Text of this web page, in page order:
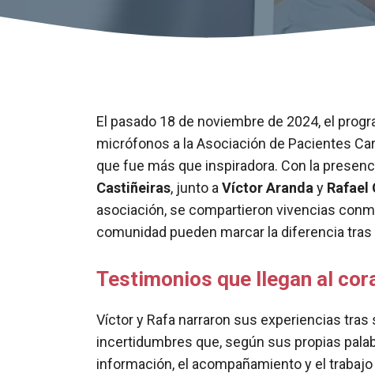
El pasado 18 de noviembre de 2024, el
micrófonos a la Asociación de Pacientes
que fue más que inspiradora. Con la
Castiñeiras, junto a Víctor Aranda y Rafael
asociación, se compartieron vivencias
comunidad pueden marcar la diferencia
Testimonios que llegan al
Víctor y Rafa narraron sus experiencias
incertidumbres que, según sus propias
información, el acompañamiento y el